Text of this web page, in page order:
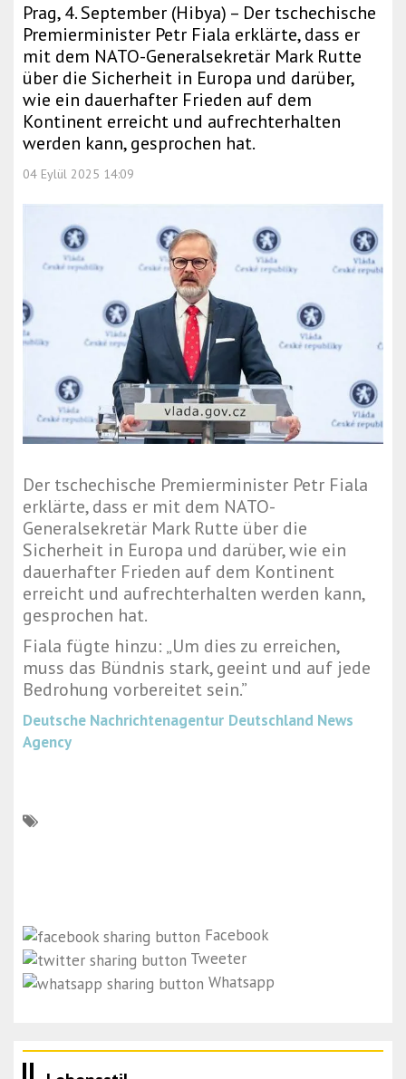
Prag, 4. September (Hibya) – Der tschechische
Premierminister Petr Fiala erklärte, dass er
mit dem NATO-Generalsekretär Mark Rutte
über die Sicherheit in Europa und darüber,
wie ein dauerhafter Frieden auf dem
Kontinent erreicht und aufrechterhalten
werden kann, gesprochen hat.
04 Eylül 2025 14:09
Der tschechische Premierminister Petr Fiala
erklärte, dass er mit dem NATO-
Generalsekretär Mark Rutte über die
Sicherheit in Europa und darüber, wie ein
dauerhafter Frieden auf dem Kontinent
erreicht und aufrechterhalten werden kann,
gesprochen hat.
Fiala fügte hinzu: „Um dies zu erreichen,
muss das Bündnis stark, geeint und auf jede
Bedrohung vorbereitet sein.”
Deutsche Nachrichtenagentur Deutschland News
Agency
Facebook
Tweeter
Whatsapp